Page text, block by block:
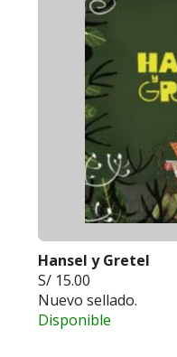
Hansel y Gretel
S/ 15.00
Nuevo sellado.
Disponible